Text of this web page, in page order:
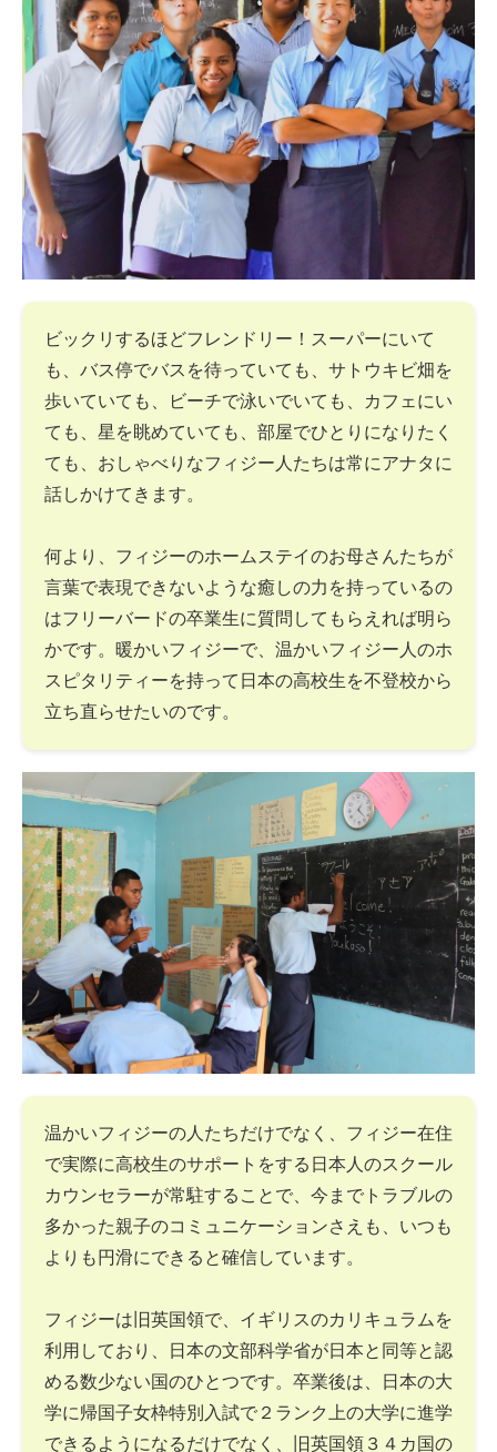
ビックリするほどフレンドリー！スーパーにいて
も、バス停でバスを待っていても、サトウキビ畑を
歩いていても、ビーチで泳いでいても、カフェにい
ても、星を眺めていても、部屋でひとりになりたく
ても、おしゃべりなフィジー人たちは常にアナタに
話しかけてきます。
何より、フィジーのホームステイのお母さんたちが
言葉で表現できないような癒しの力を持っているの
はフリーバードの卒業生に質問してもらえれば明ら
かです。暖かいフィジーで、温かいフィジー人のホ
スピタリティーを持って日本の高校生を不登校から
立ち直らせたいのです。
温かいフィジーの人たちだけでなく、フィジー在住
で実際に高校生のサポートをする日本人のスクール
カウンセラーが常駐することで、今までトラブルの
多かった親子のコミュニケーションさえも、いつも
よりも円滑にできると確信しています。
フィジーは旧英国領で、イギリスのカリキュラムを
利用しており、日本の文部科学省が日本と同等と認
める数少ない国のひとつです。卒業後は、日本の大
学に帰国子女枠特別入試で２ランク上の大学に進学
できるようになるだけでなく、旧英国領３４カ国の